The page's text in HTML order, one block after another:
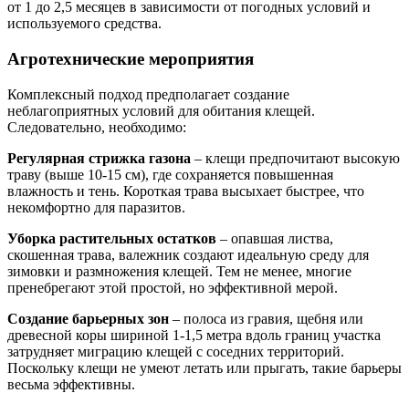
от 1 до 2,5 месяцев в зависимости от погодных условий и
используемого средства.
Агротехнические мероприятия
Комплексный подход предполагает создание
неблагоприятных условий для обитания клещей.
Следовательно, необходимо:
Регулярная стрижка газона – клещи предпочитают высокую
траву (выше 10-15 см), где сохраняется повышенная
влажность и тень. Короткая трава высыхает быстрее, что
некомфортно для паразитов.
Уборка растительных остатков – опавшая листва,
скошенная трава, валежник создают идеальную среду для
зимовки и размножения клещей. Тем не менее, многие
пренебрегают этой простой, но эффективной мерой.
Создание барьерных зон – полоса из гравия, щебня или
древесной коры шириной 1-1,5 метра вдоль границ участка
затрудняет миграцию клещей с соседних территорий.
Поскольку клещи не умеют летать или прыгать, такие барьеры
весьма эффективны.